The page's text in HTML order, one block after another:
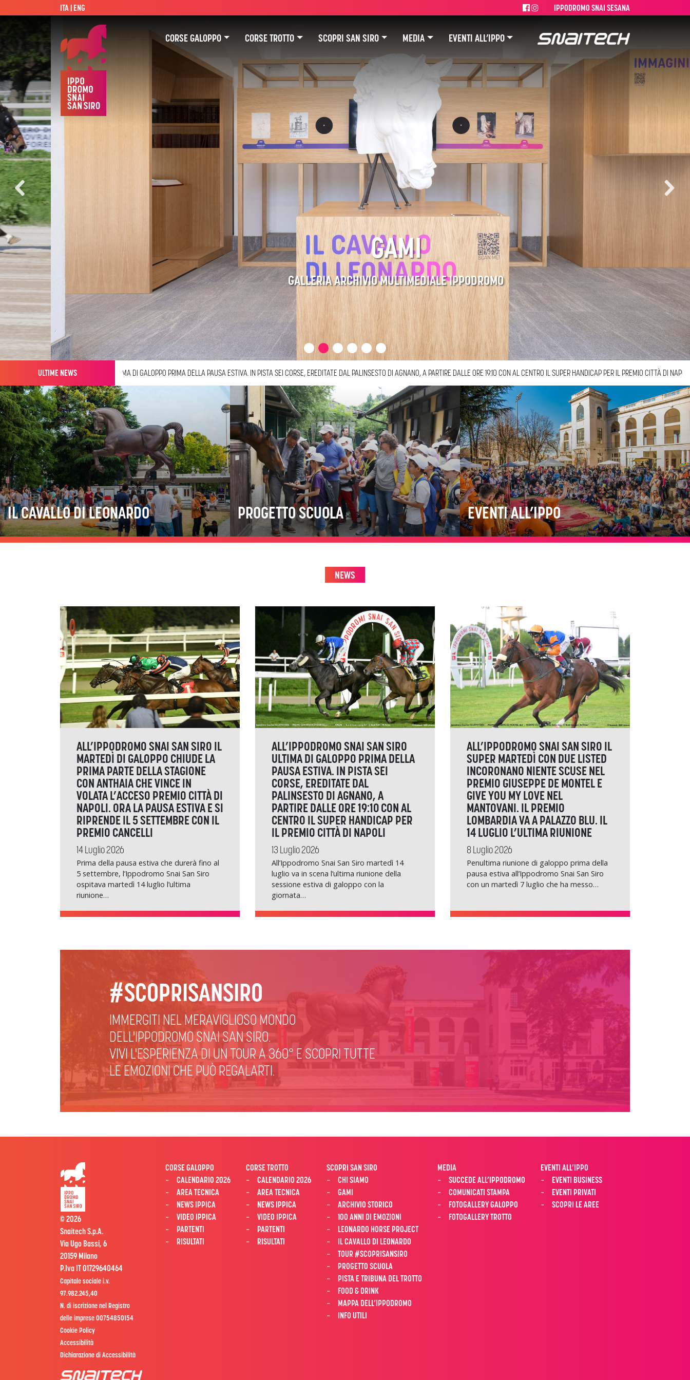
ITA | ENG IPPODROMO SNAI SESANA
CORSE GALOPPO CORSE TROTTO SCOPRI SAN SIRO MEDIA EVENTI ALL’IPPO
GAMI
GALLERIA ARCHIVIO MULTIMEDIALE IPPODROMO
ULTIME NEWS
13 LUGLIO 2026 ALL’IPPODROMO SNAI SAN SIRO ULTIMA DI GALOPPO PRIMA DELLA PAUSA ESTIVA. IN PISTA SEI CORSE, EREDITATE DAL PALINSESTO DI AGNANO, A PARTIRE DALLE ORE 19:10 CON AL CENTRO IL SUPER HANDICAP PER IL PREMIO
IL CAVALLO DI LEONARDO PROGETTO SCUOLA EVENTI ALL’IPPO
NEWS
ALL’IPPODROMO SNAI SAN SIRO IL
MARTEDÌ DI GALOPPO CHIUDE LA
PRIMA PARTE DELLA STAGIONE
CON ANTHAIA CHE VINCE IN
VOLATA L’ACCESO PREMIO CITTÀ DI
NAPOLI. ORA LA PAUSA ESTIVA E SI
RIPRENDE IL 5 SETTEMBRE CON IL
PREMIO CANCELLI
14 Luglio 2026
Prima della pausa estiva che durerà fino al
5 settembre, l’Ippodromo Snai San Siro
ospitava martedì 14 luglio l’ultima
riunione…
ALL’IPPODROMO SNAI SAN SIRO
ULTIMA DI GALOPPO PRIMA DELLA
PAUSA ESTIVA. IN PISTA SEI
CORSE, EREDITATE DAL
PALINSESTO DI AGNANO, A
PARTIRE DALLE ORE 19:10 CON AL
CENTRO IL SUPER HANDICAP PER
IL PREMIO CITTÀ DI NAPOLI
13 Luglio 2026
All’Ippodromo Snai San Siro martedì 14
luglio va in scena l’ultima riunione della
sessione estiva di galoppo con la
giornata…
ALL’IPPODROMO SNAI SAN SIRO IL
SUPER MARTEDÌ CON DUE LISTED
INCORONANO NIENTE SCUSE NEL
PREMIO GIUSEPPE DE MONTEL E
GIVE YOU MY LOVE NEL
MANTOVANI. IL PREMIO
LOMBARDIA VA A PALAZZO BLU. IL
14 LUGLIO L’ULTIMA RIUNIONE
8 Luglio 2026
Penultima riunione di galoppo prima della
pausa estiva all’Ippodromo Snai San Siro
con un martedì 7 luglio che ha messo…
#SCOPRISANSIRO
IMMERGITI NEL MERAVIGLIOSO MONDO
DELL'IPPODROMO SNAI SAN SIRO.
VIVI L'ESPERIENZA DI UN TOUR A 360° E SCOPRI TUTTE
LE EMOZIONI CHE PUÒ REGALARTI.
© 2026
Snaitech S.p.A.
Via Ugo Bassi, 6
20159 Milano
P.Iva IT 01729640464
Capitale sociale i.v.
97.982.245,40
N. di iscrizione nel Registro
delle imprese 00754850154
Cookie Policy
Accessibilità
Dichiarazione di Accessibilità
CORSE GALOPPO
CALENDARIO 2026
AREA TECNICA
NEWS IPPICA
VIDEO IPPICA
PARTENTI
RISULTATI
CORSE TROTTO
CALENDARIO 2026
AREA TECNICA
NEWS IPPICA
VIDEO IPPICA
PARTENTI
RISULTATI
SCOPRI SAN SIRO
CHI SIAMO
GAMI
ARCHIVIO STORICO
100 ANNI DI EMOZIONI
LEONARDO HORSE PROJECT
IL CAVALLO DI LEONARDO
TOUR #SCOPRISANSIRO
PROGETTO SCUOLA
PISTA E TRIBUNA DEL TROTTO
FOOD & DRINK
MAPPA DELL’IPPODROMO
INFO UTILI
MEDIA
SUCCEDE ALL’IPPODROMO
COMUNICATI STAMPA
FOTOGALLERY GALOPPO
FOTOGALLERY TROTTO
EVENTI ALL’IPPO
EVENTI BUSINESS
EVENTI PRIVATI
SCOPRI LE AREE